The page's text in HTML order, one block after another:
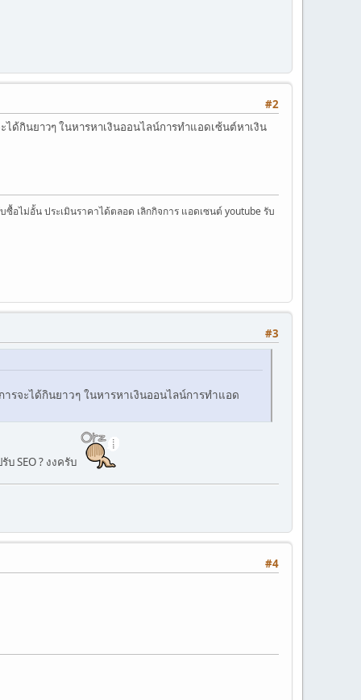
#2
ด้กินยาวๆ ในหารหาเงินออนไลน์การทำแอดเซ้นต์หาเงิน
อไม่อั้น ประเมินราคาได้ตลอด เลิกกิจการ แอดเซนต์ youtube รับ
#3
จะได้กินยาวๆ ในหารหาเงินออนไลน์การทำแอด
SEO ? งงครับ
#4